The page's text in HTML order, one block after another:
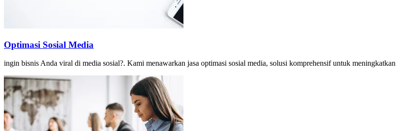
Optimasi Sosial Media
ingin bisnis Anda viral di media sosial?. Kami menawarkan jasa optimasi sosial media, solusi komprehensif untuk meningkatkan